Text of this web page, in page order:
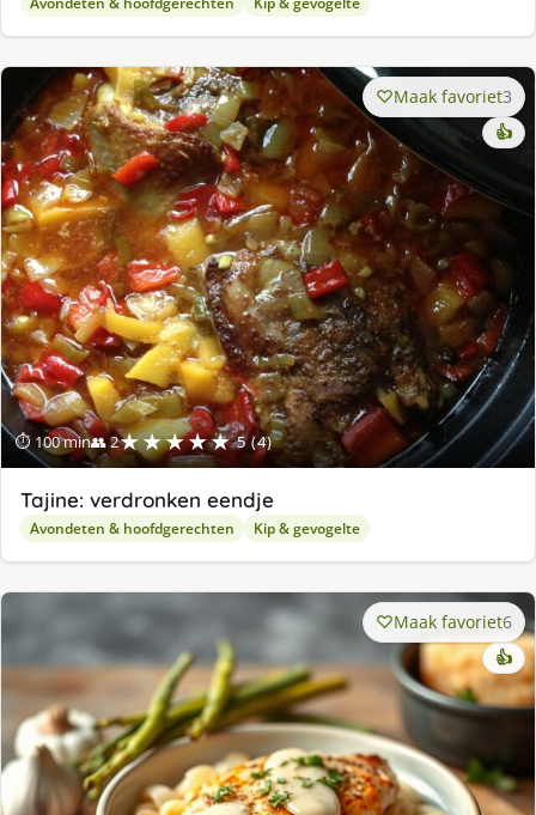
⏱ 100 min👥 2★★★★★ 5 (4)
Maak favoriet3
👍
Tajine: verdronken eendje
Avondeten & hoofdgerechten Kip & gevogelte
Maak favoriet6
👍